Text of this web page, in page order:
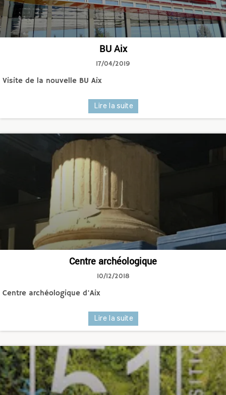
BU Aix
17/04/2019
Visite de la nouvelle BU Aix
Lire la suite
Centre archéologique
10/12/2018
Centre archéologique d'Aix
Lire la suite